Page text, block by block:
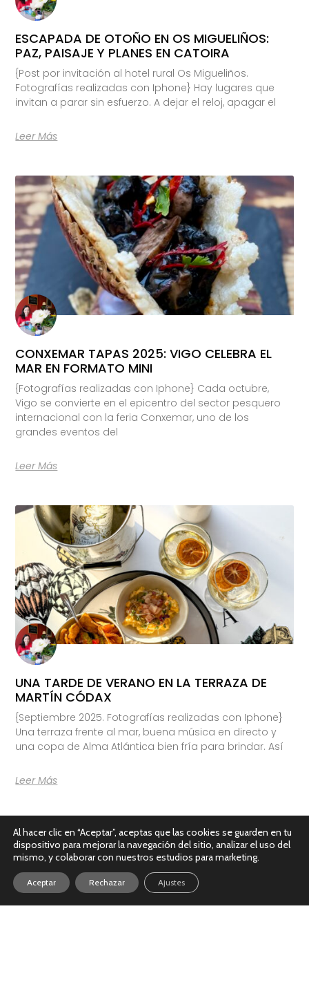
ESCAPADA DE OTOÑO EN OS MIGUELIÑOS:
PAZ, PAISAJE Y PLANES EN CATOIRA
{Post por invitación al hotel rural Os Migueliños.
Fotografías realizadas con Iphone} Hay lugares que
invitan a parar sin esfuerzo. A dejar el reloj, apagar el
Leer Más
CONXEMAR TAPAS 2025: VIGO CELEBRA EL
MAR EN FORMATO MINI
{Fotografías realizadas con Iphone} Cada octubre,
Vigo se convierte en el epicentro del sector pesquero
internacional con la feria Conxemar, uno de los
grandes eventos del
Leer Más
UNA TARDE DE VERANO EN LA TERRAZA DE
MARTÍN CÓDAX
{Septiembre 2025. Fotografías realizadas con Iphone}
Una terraza frente al mar, buena música en directo y
una copa de Alma Atlántica bien fría para brindar. Así
Leer Más
Al hacer clic en “Aceptar”, aceptas que las cookies se guarden en tu
dispositivo para mejorar la navegación del sitio, analizar el uso del
mismo, y colaborar con nuestros estudios para marketing.
Aceptar Rechazar Ajustes